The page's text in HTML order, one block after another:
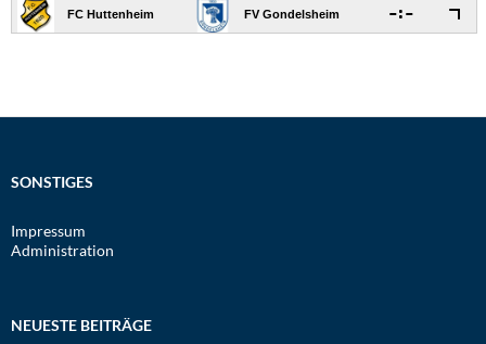
SONSTIGES
Impressum
Administration
NEUESTE BEITRÄGE